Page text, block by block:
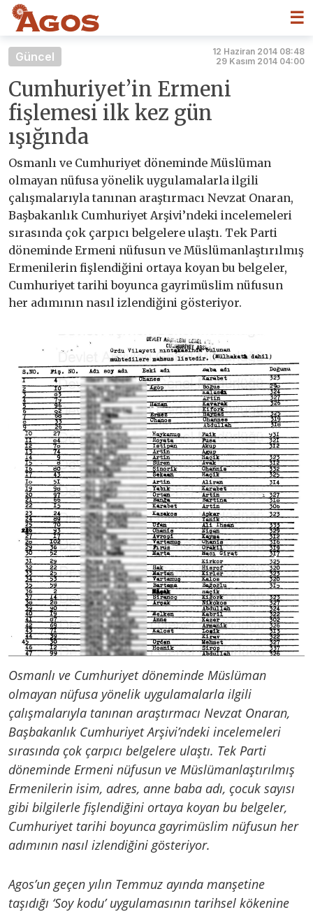
☰
Güncel
12 Haziran 2014 08:48
29 Kasım 2014 04:00
Cumhuriyet’in Ermeni
fişlemesi ilk kez gün
ışığında
Osmanlı ve Cumhuriyet döneminde Müslüman
olmayan nüfusa yönelik uygulamalarla ilgili
çalışmalarıyla tanınan araştırmacı Nevzat Onaran,
Başbakanlık Cumhuriyet Arşivi’ndeki incelemeleri
sırasında çok çarpıcı belgelere ulaştı. Tek Parti
döneminde Ermeni nüfusun ve Müslümanlaştırılmış
Ermenilerin fişlendiğini ortaya koyan bu belgeler,
Cumhuriyet tarihi boyunca gayrimüslim nüfusun
her adımının nasıl izlendiğini gösteriyor.
Osmanlı ve Cumhuriyet döneminde Müslüman
olmayan nüfusa yönelik uygulamalarla ilgili
çalışmalarıyla tanınan araştırmacı Nevzat Onaran,
Başbakanlık Cumhuriyet Arşivi’ndeki incelemeleri
sırasında çok çarpıcı belgelere ulaştı. Tek Parti
döneminde Ermeni nüfusun ve Müslümanlaştırılmış
Ermenilerin isim, adres, anne baba adı, çocuk sayısı
gibi bilgilerle fişlendiğini ortaya koyan bu belgeler,
Cumhuriyet tarihi boyunca gayrimüslim nüfusun her
adımının nasıl izlendiğini gösteriyor.
Agos’un geçen yılın Temmuz ayında manşetine
taşıdığı ‘Soy kodu’ uygulamasının tarihsel kökenine